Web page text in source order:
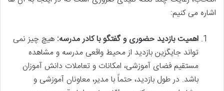
اشاره می کنیم:
اهمیت بازدید حضوری و گفتگو با کادر مدرسه: هیچ چیز نمی
تواند جایگزین بازدید از محیط واقعی مدرسه و مشاهده
مستقیم فضای آموزشی، امکانات و تعاملات دانش آموزان
باشد. در طول بازدید، حتماً با مدیر، معاونان آموزشی و